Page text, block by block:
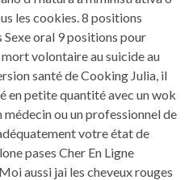
les cookies. 8 positions
Sexe oral 9 positions pour
volontaire au suicide au
santé de Cooking Julia, il
en petite quantité avec un wok
ou un professionnel de
votre état de
pases Cher En Ligne
aussi jai les cheveux rouges